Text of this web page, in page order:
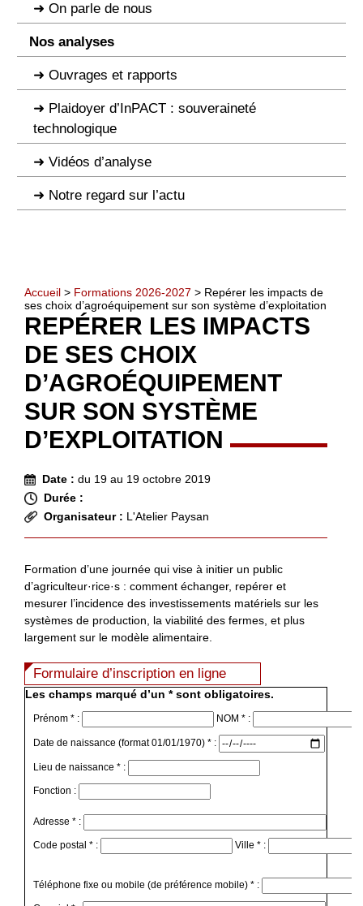
On parle de nous
Nos analyses
Ouvrages et rapports
Plaidoyer d’InPACT : souveraineté
technologique
Vidéos d’analyse
Notre regard sur l’actu
Accueil > Formations 2026-2027 > Repérer les impacts de
ses choix d’agroéquipement sur son système d’exploitation
REPÉRER LES IMPACTS
DE SES CHOIX
D’AGROÉQUIPEMENT
SUR SON SYSTÈME
D’EXPLOITATION
Date : du 19 au 19 octobre 2019
Durée :
Organisateur : L'Atelier Paysan
Formation d’une journée qui vise à initier un public
d’agriculteur·rice·s : comment échanger, repérer et
mesurer l’incidence des investissements matériels sur les
systèmes de production, la viabilité des fermes, et plus
largement sur le modèle alimentaire.
Formulaire d’inscription en ligne
Les champs marqué d’un * sont obligatoires.
Prénom * : NOM * :
Date de naissance (format 01/01/1970) * :
Lieu de naissance * :
Fonction :
Adresse * :
Code postal * : Ville * :
Téléphone fixe ou mobile (de préférence mobile) * :